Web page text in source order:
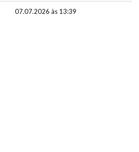
07.07.2026 às 13:39